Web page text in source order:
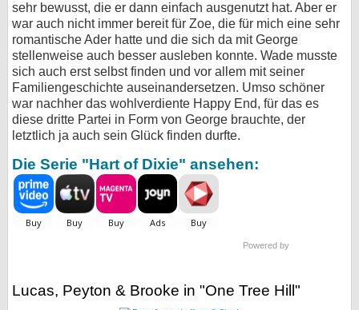
sehr bewusst, die er dann einfach ausgenutzt hat. Aber er
war auch nicht immer bereit für Zoe, die für mich eine sehr
romantische Ader hatte und die sich da mit George
stellenweise auch besser ausleben konnte. Wade musste
sich auch erst selbst finden und vor allem mit seiner
Familiengeschichte auseinandersetzen. Umso schöner
war nachher das wohlverdiente Happy End, für das es
diese dritte Partei in Form von George brauchte, der
letztlich ja auch sein Glück finden durfte.
Die Serie "Hart of Dixie" ansehen:
Powered by
Lucas, Peyton & Brooke in "One Tree Hill"